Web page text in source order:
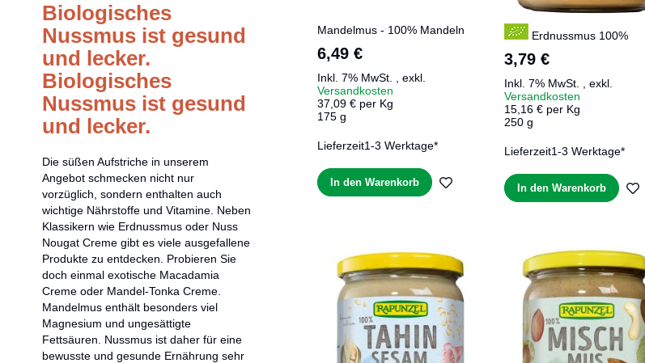
Mandelmus - 100% Mandeln
6,49 €
Inkl. 7% MwSt.
exkl.
Versandkosten
37,09 € per Kg
175 g
Lieferzeit1-3 Werktage*
In den Warenkorb
Erdnussmus 100%
3,79 €
Inkl. 7% MwSt.
exkl.
Versandkosten
15,16 € per Kg
250 g
Lieferzeit1-3 Werktage*
In den Warenkorb
Biologisches
Nussmus ist gesund
und lecker.
Biologisches
Nussmus ist gesund
und lecker.
Die süßen Aufstriche in unserem
Angebot schmecken nicht nur
vorzüglich, sondern enthalten auch
wichtige Nährstoffe und Vitamine. Neben
Klassikern wie Erdnussmus oder Nuss
Nougat Creme gibt es viele ausgefallene
Produkte zu entdecken. Probieren Sie
doch einmal exotische Macadamia
Creme oder Mandel-Tonka Creme.
Mandelmus enthält besonders viel
Magnesium und ungesättigte
Fettsäuren. Nussmus ist daher für eine
bewusste und gesunde Ernährung sehr